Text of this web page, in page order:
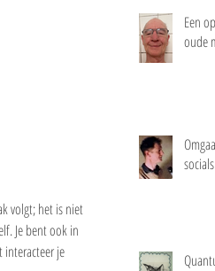
volgt; het is niet
Je bent ook in
interacteer je
Een
oude
socials